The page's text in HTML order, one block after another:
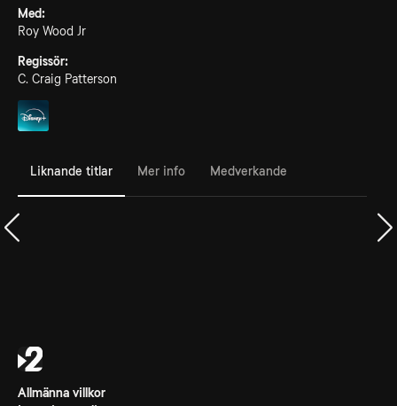
Med:
Roy Wood Jr
Regissör:
C. Craig Patterson
Liknande titlar Mer info Medverkande
Allmänna villkor